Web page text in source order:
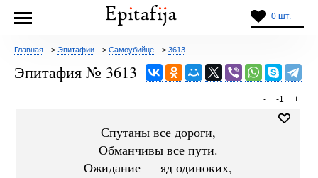
0 шт.
Главная --> Эпитафии --> Самоубийце --> 3613
Эпитафия № 3613
+
-1
-
Спутаны все дороги,
Обманчивы все пути.
Ожидание — яд одиноких,